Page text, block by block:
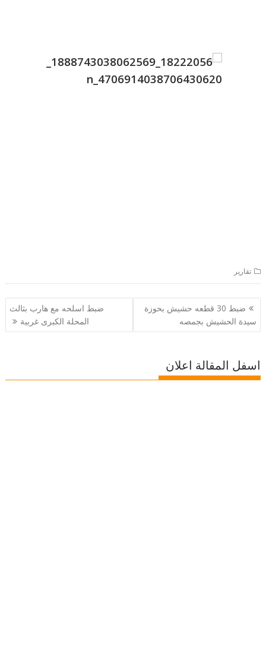
تقارير
تصفّح
المقالات
ضبط 30 قطعه حشيش بحوزة
سيدة الحشيش بجمصه
ضبط اسلحه مع هارب بثالث
المحلة الكبرى غربية
اسفل المقالة اعلان